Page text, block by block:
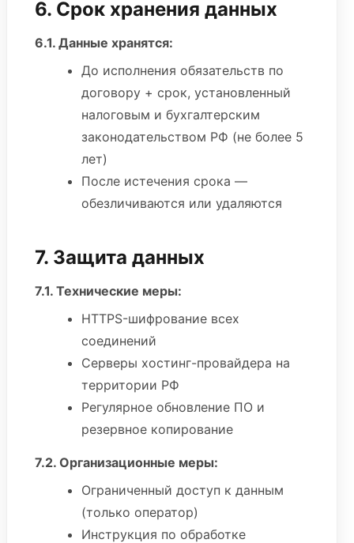
6. Срок хранения данных
6.1. Данные хранятся:
До исполнения обязательств по
договору + срок, установленный
налоговым и бухгалтерским
законодательством РФ (не более 5
лет)
После истечения срока —
обезличиваются или удаляются
7. Защита данных
7.1. Технические меры:
HTTPS-шифрование всех
соединений
Серверы хостинг-провайдера на
территории РФ
Регулярное обновление ПО и
резервное копирование
7.2. Организационные меры:
Ограниченный доступ к данным
(только оператор)
Инструкция по обработке